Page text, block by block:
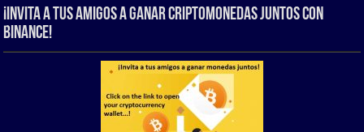
¡Invita a tus amigos a ganar criptomonedas juntos con
Binance!